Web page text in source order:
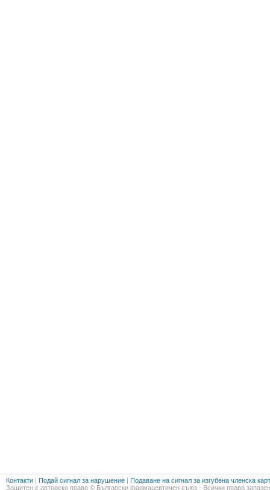
Контакти | Подай сигнал за нарушение | Подаване на сигнал за изгубена членска
Защитен с авторско право © Български фармацевтичен съюз - Всички права